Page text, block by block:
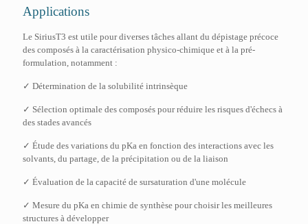
Applications
Le SiriusT3 est utile pour diverses tâches allant du dépistage précoce
des composés à la caractérisation physico-chimique et à la pré-
formulation, notamment :
✓ Détermination de la solubilité intrinsèque
✓ Sélection optimale des composés pour réduire les risques d'échecs à
des stades avancés
✓ Étude des variations du pKa en fonction des interactions avec les
solvants, du partage, de la précipitation ou de la liaison
✓ Évaluation de la capacité de sursaturation d'une molécule
✓ Mesure du pKa en chimie de synthèse pour choisir les meilleures
structures à développer